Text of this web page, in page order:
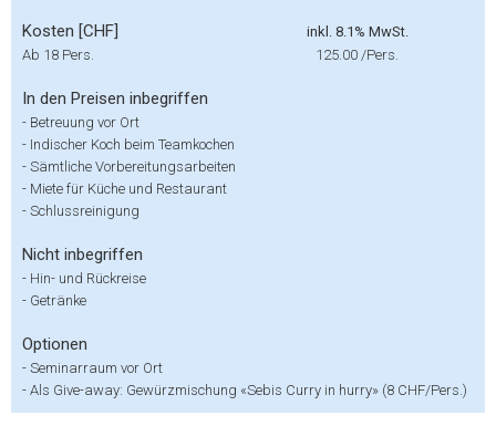
Kosten [CHF]
inkl. 8.1% MwSt.
Ab 18 Pers.
125.00 /Pers.
In den Preisen inbegriffen
- Betreuung vor Ort
- Indischer Koch beim Teamkochen
- Sämtliche Vorbereitungsarbeiten
- Miete für Küche und Restaurant
- Schlussreinigung
Nicht inbegriffen
- Hin- und Rückreise
- Getränke
Optionen
- Seminarraum vor Ort
- Als Give-away: Gewürzmischung «Sebis Curry in hurry» (8 CHF/Pers.)